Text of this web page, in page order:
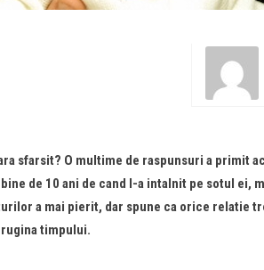
sfarsit? O multime de raspunsuri a primit
de 10 ani de cand l-a intalnit pe sotul ei,
a mai pierit, dar spune ca orice relatie
timpului.